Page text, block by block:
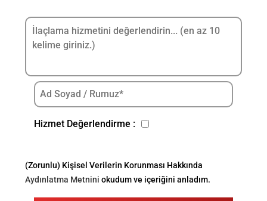
Hizmet Değerlendirme :
(Zorunlu) Kişisel Verilerin Korunması Hakkında
Aydınlatma Metnini okudum ve içeriğini anladım.